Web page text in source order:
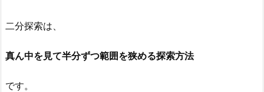
二分探索は、
真ん中を見て半分ずつ範囲を狭める探索方法
です。